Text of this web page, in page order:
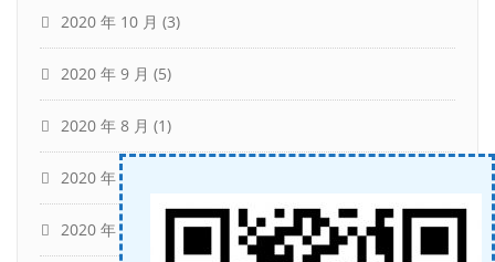
2020 年 10 月 (3)
2020 年 9 月 (5)
2020 年 8 月 (1)
2020 年 7 月
2020 年 6 月